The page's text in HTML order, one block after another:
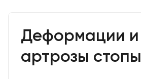
Деформации и
артрозы стопы